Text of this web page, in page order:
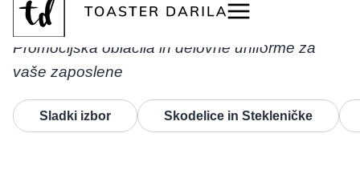
Oblačila in uniforme
Promocijska oblačila in delovne uniforme za
vaše zaposlene
Sladki izbor Skodelice in Stekleničke